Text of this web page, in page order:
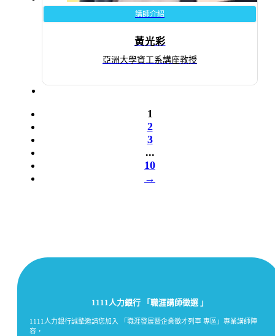
講師介紹
黃光彩
亞洲大學資工系講座教授
1
2
3
...
10
→
1111人力銀行 「職涯講師徵選 」
1111人力銀行誠摯邀請您加入 「職涯發展暨企業徵才列車 專區」專業講師陣
容，